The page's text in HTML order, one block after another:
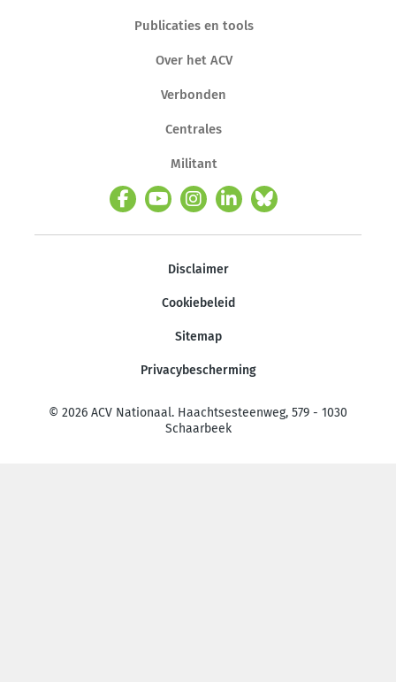
Publicaties en tools
Over het ACV
Verbonden
Centrales
Militant
Disclaimer
Cookiebeleid
Sitemap
Privacybescherming
© 2026 ACV Nationaal. Haachtsesteenweg, 579 - 1030
Schaarbeek